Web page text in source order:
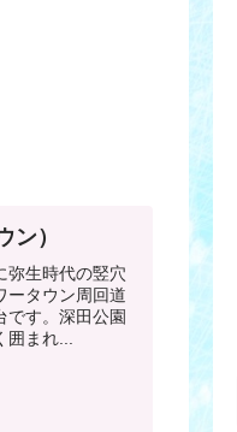
ン）
弥生時代の竪穴
ータウン周回道
です。深田公園
まれ...